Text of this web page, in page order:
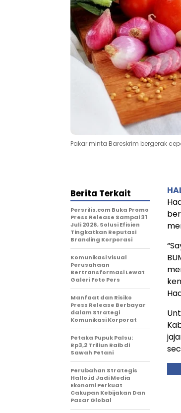
Pakar minta Bareskrim bergerak
Berita Terkait
Persrilis.com Buka Promo
Press Release Sampai 31
Juli 2026, Solusi Efisien
Tingkatkan Reputasi
Branding Korporasi
Komunikasi Visual
Perusahaan
Bertransformasi Lewat
Galeri Foto Pers
Manfaat dan Risiko
Press Release Berbayar
dalam Strategi
Komunikasi Korporat
Petaka Pupuk Palsu:
Rp3,2 Triliun Raib di
Sawah Petani
Perubahan Strategis
Hallo.id Jadi Media
Ekonomi Perkuat
Cakupan Kebijakan Dan
Pasar Global